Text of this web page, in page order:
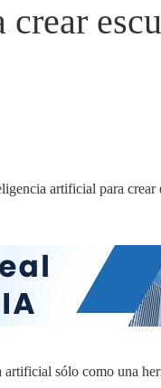
sólo como una